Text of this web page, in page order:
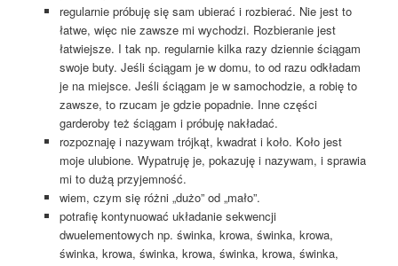
regularnie próbuję się sam ubierać i rozbierać. Nie jest to
łatwe, więc nie zawsze mi wychodzi. Rozbieranie jest
łatwiejsze. I tak np. regularnie kilka razy dziennie ściągam
swoje buty. Jeśli ściągam je w domu, to od razu odkładam
je na miejsce. Jeśli ściągam je w samochodzie, a robię to
zawsze, to rzucam je gdzie popadnie. Inne części
garderoby też ściągam i próbuję nakładać.
rozpoznaję i nazywam trójkąt, kwadrat i koło. Koło jest
moje ulubione. Wypatruję je, pokazuję i nazywam, i sprawia
mi to dużą przyjemność.
wiem, czym się różni „dużo” od „mało”.
potrafię kontynuować układanie sekwencji
dwuelementowych np. świnka, krowa, świnka, krowa,
świnka, krowa, świnka, krowa, świnka, krowa, świnka,